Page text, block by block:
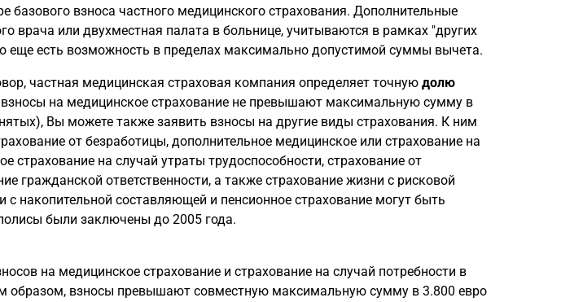
базового взноса частного медицинского страхования. Дополнительные
врача или двухместная палата в больнице, учитываются в рамках "других
еще есть возможность в пределах максимально допустимой суммы вычета.
частная медицинская страховая компания определяет точную долю
на медицинское страхование не превышают максимальную сумму в
Вы можете также заявить взносы на другие виды страхования. К ним
от безработицы, дополнительное медицинское или страхование на
страхование на случай утраты трудоспособности, страхование от
гражданской ответственности, а также страхование жизни с рисковой
накопительной составляющей и пенсионное страхование могут быть
были заключены до 2005 года.
на медицинское страхование и страхование на случай потребности в
образом, взносы превышают совместную максимальную сумму в 3.800 евро